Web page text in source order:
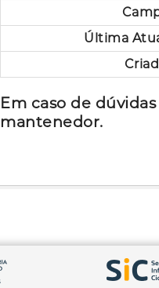
Última
Em caso de
mantenedor.